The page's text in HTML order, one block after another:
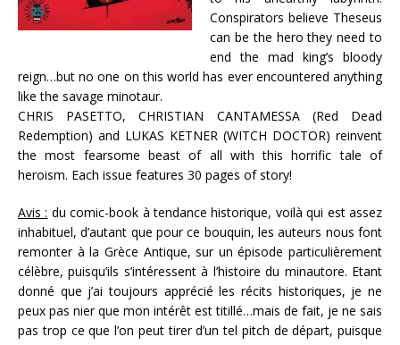
Conspirators believe Theseus
can be the hero they need to
end the mad king’s bloody
reign…but no one on this world has ever encountered anything
like the savage minotaur.
CHRIS PASETTO, CHRISTIAN CANTAMESSA (Red Dead
Redemption) and LUKAS KETNER (WITCH DOCTOR) reinvent
the most fearsome beast of all with this horrific tale of
heroism. Each issue features 30 pages of story!
Avis : du comic-book à tendance historique, voilà qui est assez
inhabituel, d’autant que pour ce bouquin, les auteurs nous font
remonter à la Grèce Antique, sur un épisode particulièrement
célèbre, puisqu’ils s’intéressent à l’histoire du minautore. Etant
donné que j’ai toujours apprécié les récits historiques, je ne
peux pas nier que mon intérêt est titillé…mais de fait, je ne sais
pas trop ce que l’on peut tirer d’un tel pitch de départ, puisque